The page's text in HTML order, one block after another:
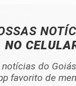
NO
notícias do
favorito de